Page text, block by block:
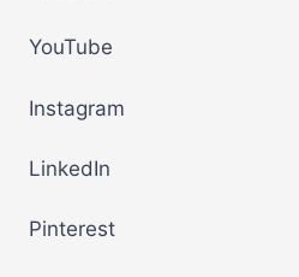
YouTube
Instagram
LinkedIn
Pinterest